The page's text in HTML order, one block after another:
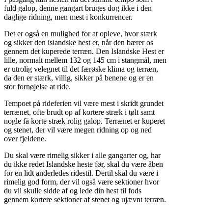
fuld galop, denne gangart bruges dog ikke i den
daglige ridning, men mest i konkurrencer.
Det er også en mulighed for at opleve, hvor stærk
og sikker den islandske hest er, når den bærer os
gennem det kuperede terræn. Den Islandske Hest er
lille, normalt mellem 132 og 145 cm i stangmål, men
er utrolig velegnet til det færøske klima og terræn,
da den er stærk, villig, sikker på benene og er en
stor fornøjelse at ride.
Tempoet på rideferien vil være mest i skridt grundet
terrænet, ofte brudt op af kortere stræk i tølt samt
nogle få korte stræk rolig galop. Terrænet er kuperet
og stenet, der vil være megen ridning op og ned
over fjeldene.
Du skal være rimelig sikker i alle gangarter og, har
du ikke redet Islandske heste før, skal du være åben
for en lidt anderledes ridestil. Dertil skal du være i
rimelig god form, der vil også være sektioner hvor
du vil skulle sidde af og lede din hest til fods
gennem kortere sektioner af stenet og ujævnt terræn.